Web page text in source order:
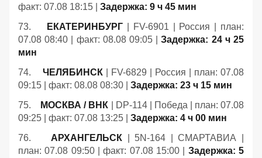
факт: 07.08 18:15 | Задержка: 9 ч 45 мин
73.
ЕКАТЕРИНБУРГ | FV-6901 | Россия | план:
07.08 08:40 | факт: 08.08 09:05 |Задержка: 24 ч 25
мин
74. ЧЕЛЯБИНСК | FV-6829 | Россия | план: 07.08
09:15 | факт: 08.08 08:30 | Задержка: 23 ч 15 мин
75.
МОСКВА / ВНК | DP-114 | Победа | план: 07.08
09:25 | факт: 07.08 13:25 | Задержка: 4 ч 00 мин
76.АРХАНГЕЛЬСК | 5N-164 | СМАРТАВИА |
план: 07.08 09:50 | факт: 07.08 15:00 | Задержка: 5